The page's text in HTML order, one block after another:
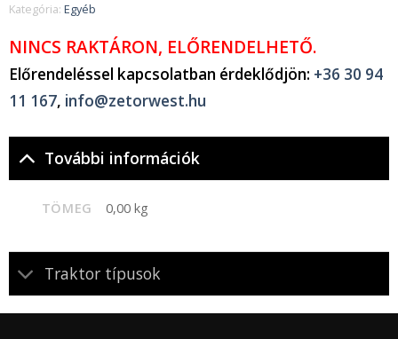
Kategória: Egyéb
NINCS RAKTÁRON, ELŐRENDELHETŐ.
Előrendeléssel kapcsolatban érdeklődjön: +36 30 94
11 167, info@zetorwest.hu
További információk
TÖMEG 0,00 kg
Traktor típusok